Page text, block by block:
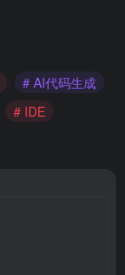
# AI代码生成
# IDE